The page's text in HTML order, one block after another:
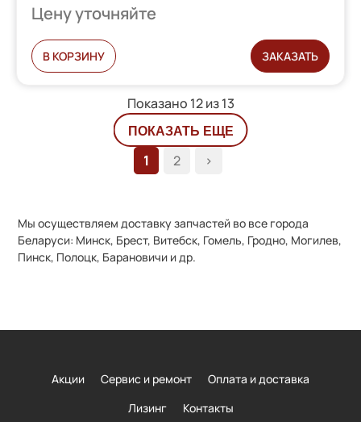
Цену уточняйте
В КОРЗИНУ ЗАКАЗАТЬ
Показано 12 из13
ПОКАЗАТЬ ЕЩЕ
1 2 >
Мы осуществляем доставку запчастей во все города
Беларуси: Минск, Брест, Витебск, Гомель, Гродно, Могилев,
Пинск, Полоцк, Барановичи и др.
Акции Сервис и ремонт
Оплата и доставка
Лизинг
Контакты